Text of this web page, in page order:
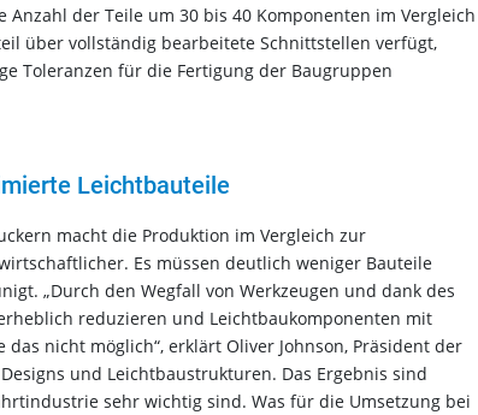
der Teile um 30 bis 40 Komponenten im Vergleich
über vollständig bearbeitete Schnittstellen verfügt,
Toleranzen für die Fertigung der Baugruppen
Leichtbauteile
macht die Produktion im Vergleich zur
Es müssen deutlich weniger Bauteile
„Durch den Wegfall von Werkzeugen und dank des
reduzieren und Leichtbaukomponenten mit
nicht möglich“, erklärt Oliver Johnson, Präsident der
und Leichtbaustrukturen. Das Ergebnis sind
sehr wichtig sind. Was für die Umsetzung bei